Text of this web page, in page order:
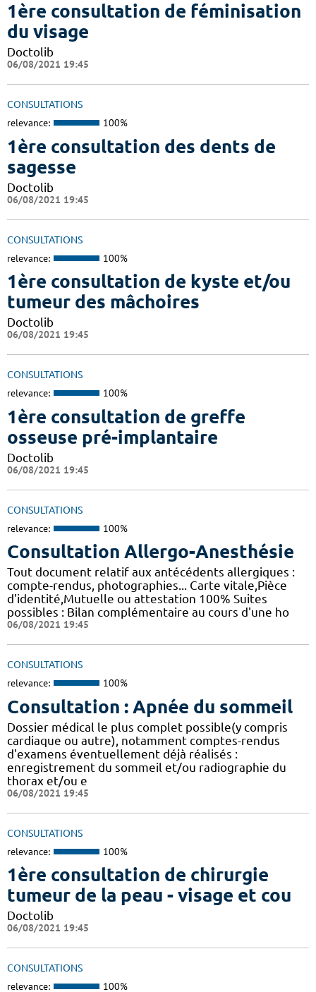
1ère consultation de féminisation
du visage
Doctolib
06/08/2021 19:45
CONSULTATIONS
relevance: 100%
1ère consultation des dents de
sagesse
Doctolib
06/08/2021 19:45
CONSULTATIONS
relevance: 100%
1ère consultation de kyste et/ou
tumeur des mâchoires
Doctolib
06/08/2021 19:45
CONSULTATIONS
relevance: 100%
1ère consultation de greffe
osseuse pré-implantaire
Doctolib
06/08/2021 19:45
CONSULTATIONS
relevance: 100%
Consultation Allergo-Anesthésie
Tout document relatif aux antécédents allergiques :
compte-rendus, photographies... Carte vitale,Pièce
d'identité,Mutuelle ou attestation 100% Suites
possibles : Bilan complémentaire au cours d'une ho
06/08/2021 19:45
CONSULTATIONS
relevance: 100%
Consultation : Apnée du sommeil
Dossier médical le plus complet possible(y compris
cardiaque ou autre), notamment comptes-rendus
d'examens éventuellement déjà réalisés :
enregistrement du sommeil et/ou radiographie du
thorax et/ou e
06/08/2021 19:45
CONSULTATIONS
relevance: 100%
1ère consultation de chirurgie
tumeur de la peau - visage et cou
Doctolib
06/08/2021 19:45
CONSULTATIONS
relevance: 100%